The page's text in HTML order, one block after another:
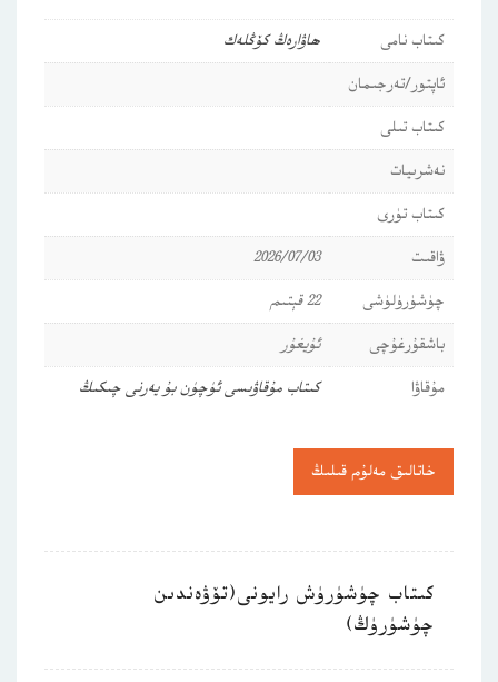
كىتاب نامى
ھاۋارەڭ كۆڭلەك
ئاپتور/تەرجىمان
كىتاب تىلى
نەشرىيات
كىتاب تۈرى
ۋاقىت
2026/07/03
چۈشۈرۈلۈشى
22 قېتىم
باشقۇرغۇچى
ئۇيغۇر
مۇقاۋا
كىتاب مۇقاۋىسى ئۈچۈن بۇ يەرنى چىكىڭ
خاتالىق مەلۇم قىلىڭ
كىتاب چۈشۈرۈش رايونى(تۆۋەندىن
چۈشۈرۈڭ)